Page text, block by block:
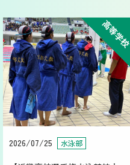
高等学校
2026/07/25 水泳部